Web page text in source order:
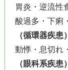
胃炎・逆流性
酸過多・下痢
（循環器疾患）
動悸・息切れ
（眼科系疾患）